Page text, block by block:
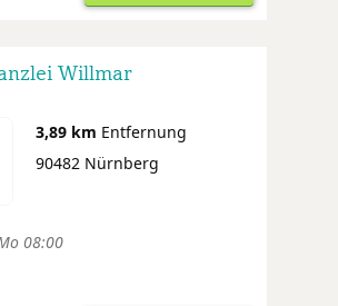
Willmar
3,89 km Entfernung
90482 Nürnberg
08:00